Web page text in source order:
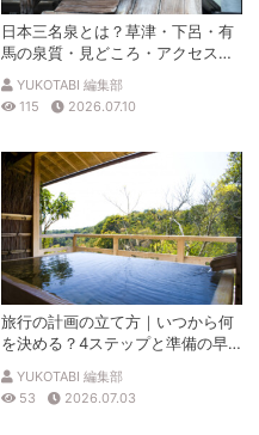
日本三名泉とは？草津・下呂・有
馬の泉質・見どころ・アクセスを
徹底解説
YUKOTABI 編集部
115
2026.07.10
旅行の計画の立て方｜いつから何
を決める？4ステップと準備の早
見表
YUKOTABI 編集部
53
2026.07.03